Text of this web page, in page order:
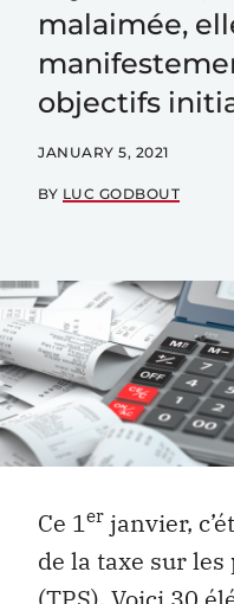
malaimée,
objectifs
JANUARY 5, 2021
BY LUC GODBOUT
Ce 1er janvier,
de la taxe sur